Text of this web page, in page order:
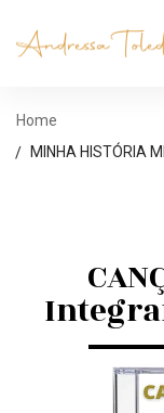
Home
MINHA HISTÓRIA